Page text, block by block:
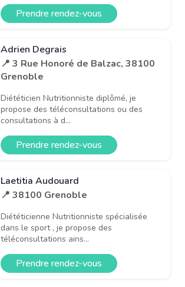
Prendre rendez-vous
Adrien Degrais
📍 3 Rue Honoré de Balzac, 38100
Grenoble
Diététicien Nutritionniste diplômé, je
propose des téléconsultations ou des
consultations à d...
Prendre rendez-vous
Laetitia Audouard
📍 38100 Grenoble
Diététicienne Nutritionniste spécialisée
dans le sport , je propose des
téléconsultations ains...
Prendre rendez-vous